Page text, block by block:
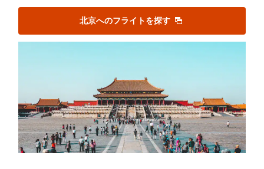
北京へのフライトを探す